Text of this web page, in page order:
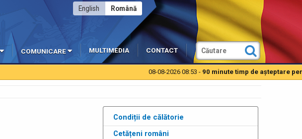
Română
English
COMUNICARE MULTIMEDIA CONTACT
08-08-2026 08:53 -90 minute timp de aşteptare pentru
Condiții de călătorie
Cetățeni români